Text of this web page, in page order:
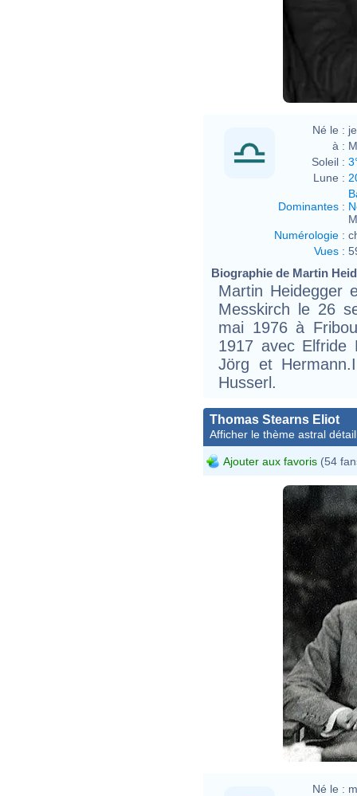
Né le :
à :
Soleil :
Lune :
Dominantes :
Numérologie :
Vues :
Biographie de Martin
Martin Heidegger
Messkirch le 26
mai 1976 à
1917 avec
Jörg et
Husserl.
Thomas Stearns Eliot
Afficher le thème astral
Ajouter aux favoris (54
Né le :